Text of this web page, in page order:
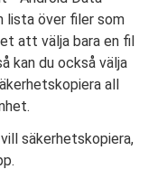
lista över filer som
att välja bara en fil
kan du också välja
all
säkerhetskopiera,